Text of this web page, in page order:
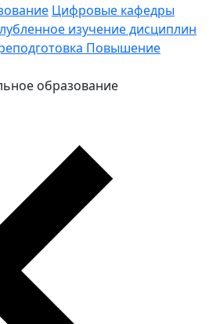
Цифровые кафедры
изучение дисциплин
Повышение
образование